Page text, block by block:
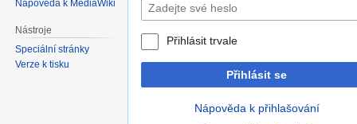
Přihlásit trvale
Přihlásit se
Nápověda k přihlašování
Nápověda k MediaWiki
Nástroje
Speciální stránky
Verze k tisku